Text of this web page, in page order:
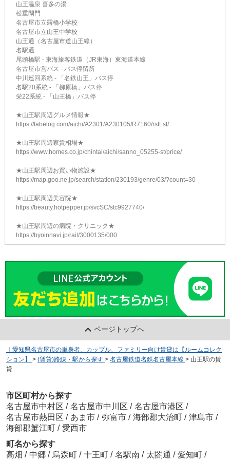
山王温泉 喜多の湯
松重閘門
名古屋市立露橋小学校
名古屋市立山王中学校
山王通（名古屋市道山王線）
名駅通
尾頭橋駅 - 東海旅客鉄道（JR東海）東海道本線
名古屋市営バス - バス停留所
中川巡回系統 - 「名鉄山王」バス停
名駅20系統 - 「柳原橋」バス停
栄22系統 - 「山王橋」バス停
★山王駅周辺グルメ情報★
https://tabelog.com/aichi/A2301/A230105/R7160/rstLst/
★山王駅周辺家賃相場★
https://www.homes.co.jp/chintai/aichi/sanno_05255-st/price/
★山王駅周辺お買い物施設★
https://map.goo.ne.jp/search/station/230193/genre/03/?count=30
★山王駅周辺美容院★
https://beauty.hotpepper.jp/svcSC/stc9927740/
★山王駅周辺の病院・クリニック★
https://byoinnavi.jp/rail/3000135/000
ページトップへ
｜愛知県名古屋市の単身者、カップル、ファミリー向け賃貸は【ルームコレク
ション】
> (賃貸)路線・駅から探す > 名古屋鉄道名鉄名古屋本線 > 山王駅の賃
貸
市区町村から探す
名古屋市中村区 / 名古屋市中川区 / 名古屋市港区 /
名古屋市熱田区 / あま市 / 弥富市 / 海部郡大治町 / 津島市 /
海部郡蟹江町 / 愛西市
町名から探す
高畑 / 中郷 / 烏森町 / 十王町 / 名駅南 / 太閤通 / 愛知町 /